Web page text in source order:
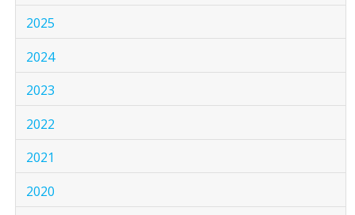
2025
2024
2023
2022
2021
2020